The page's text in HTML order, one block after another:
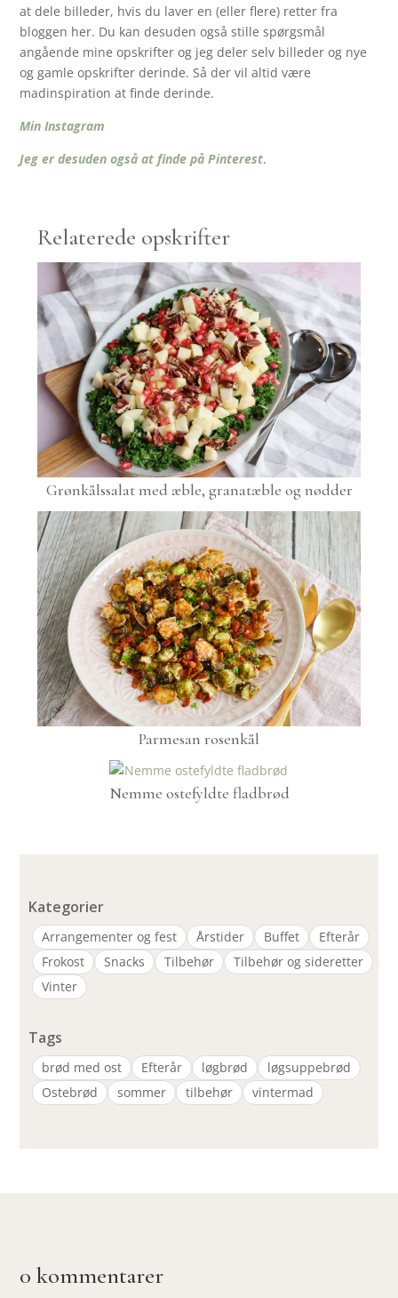
at dele billeder, hvis du laver en (eller flere) retter fra
bloggen her. Du kan desuden også stille spørgsmål
angående mine opskrifter og jeg deler selv billeder og nye
og gamle opskrifter derinde. Så der vil altid være
madinspiration at finde derinde.
Min Instagram
Jeg er desuden også at finde på Pinterest.
Relaterede opskrifter
Grønkålssalat med æble, granatæble og nødder
Parmesan rosenkål
Nemme ostefyldte fladbrød
Kategorier
Arrangementer og fest Årstider Buffet
Efterår
Frokost
Snacks Tilbehør
Tilbehør og sideretter
Vinter
Tags
brød med ost Efterår løgbrød
løgsuppebrød
Ostebrød
sommer tilbehør vintermad
0 kommentarer